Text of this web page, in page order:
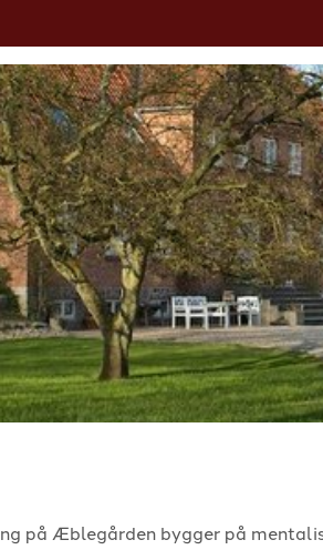
på Æblegården bygger på